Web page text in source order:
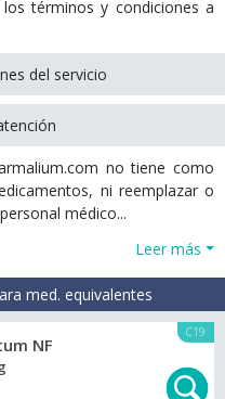
términos y condiciones a
del servicio
no tiene como
ni reemplazar o
médico...
Leer más
med. equivalentes
C19
NF